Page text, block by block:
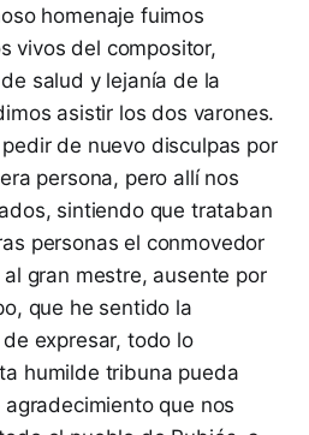
homenaje fuimos
vivos del compositor,
salud y lejanía de la
asistir los dos varones.
de nuevo disculpas por
persona, pero allí nos
sintiendo que trataban
personas el conmovedor
gran mestre, ausente por
que he sentido la
expresar, todo lo
humilde tribuna pueda
que nos